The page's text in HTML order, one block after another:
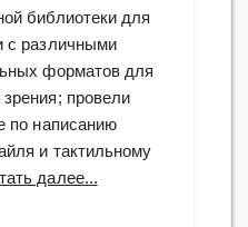
библиотеки для
с различными
форматов для
провели
по написанию
и тактильному
далее...